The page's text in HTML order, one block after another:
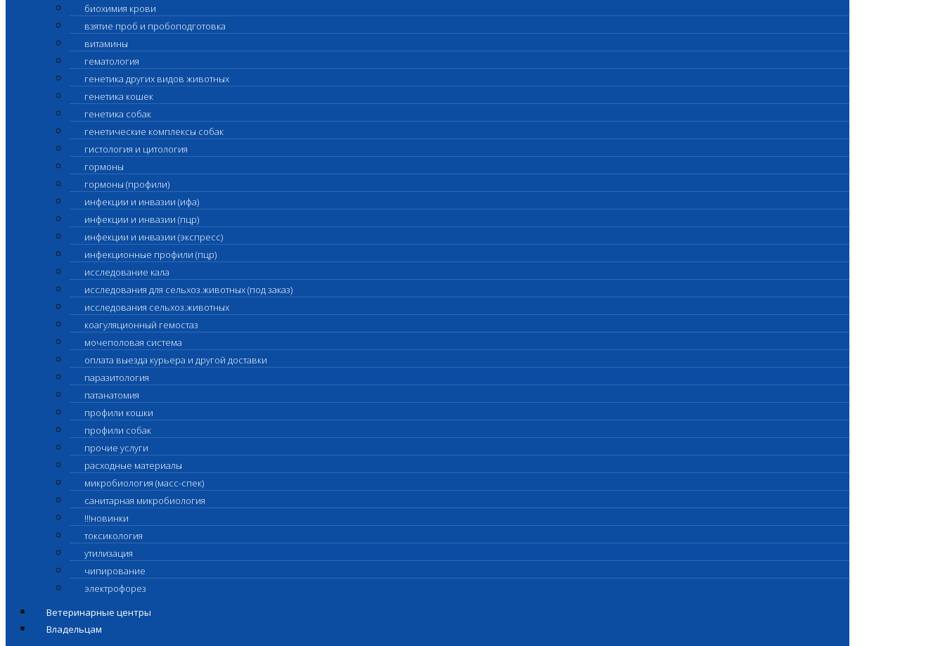
биохимия крови
взятие проб и пробоподготовка
витамины
гематология
генетика других видов животных
генетика кошек
генетика собак
генетические комплексы собак
гистология и цитология
гормоны
гормоны (профили)
инфекции и инвазии (ифа)
инфекции и инвазии (пцр)
инфекции и инвазии (экспресс)
инфекционные профили (пцр)
исследование кала
исследования для сельхоз.животных (под заказ)
исследования сельхоз.животных
коагуляционный гемостаз
мочеполовая система
оплата выезда курьера и другой доставки
паразитология
патанатомия
профили кошки
профили собак
прочие услуги
расходные материалы
микробиология (масс-спек)
санитарная микробиология
!!!новинки
токсикология
утилизация
чипирование
электрофорез
Ветеринарные центры
Владельцам